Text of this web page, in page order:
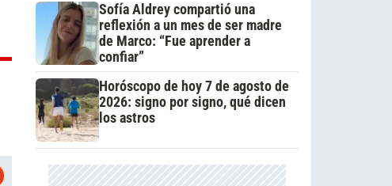
Sofía Aldrey compartió una
reflexión a un mes de ser madre
de Marco: “Fue aprender a
confiar”
Horóscopo de hoy 7 de agosto de
2026: signo por signo, qué dicen
los astros